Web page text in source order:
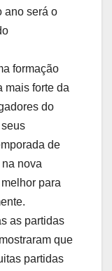
ano será o
formação
mais forte da
do
de
nova
para
as partidas
que
partidas